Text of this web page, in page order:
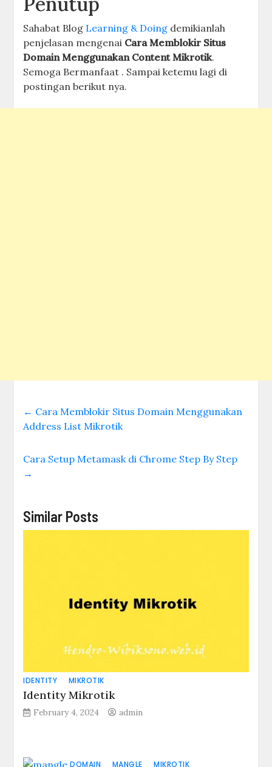
Sahabat Blog Learning & Doing demikianlah
penjelasan mengenai Cara Memblokir Situs
Domain Menggunakan Content Mikrotik.
Semoga Bermanfaat . Sampai ketemu lagi di
postingan berikut nya.
← Cara Memblokir Situs Domain Menggunakan
Address List Mikrotik
Cara Setup Metamask di Chrome Step By Step
→
Similar Posts
IDENTITY MIKROTIK
Identity Mikrotik
February 4, 2024 admin
DOMAIN MANGLE MIKROTIK